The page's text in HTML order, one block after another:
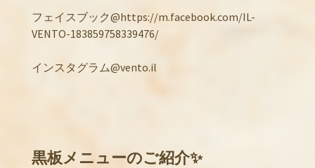
フェイスブック@https://m.facebook.com/IL-
VENTO-183859758339476/
インスタグラム@vento.il
黒板メニューのご紹介✨